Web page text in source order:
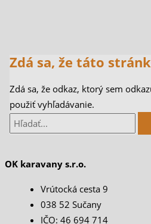
Zdá sa, že táto
Zdá sa, že odkaz, ktorý sem
použiť vyhľadávanie.
OK karavany s.r.o.
Vrútocká cesta 9
038 52 Sučany
IČO: 46 694 714